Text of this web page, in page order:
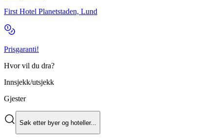
First Hotel Planetstaden, Lund
Prisgaranti!
Hvor vil du dra?
Innsjekk/utsjekk
Gjester
Søk etter byer og hoteller...